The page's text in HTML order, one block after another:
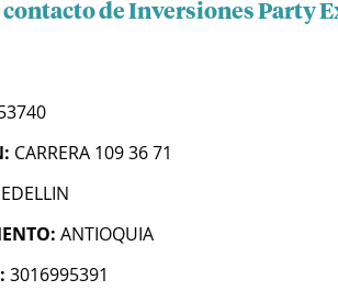
contacto de Inversiones Party
CARRERA 109 36 71
ANTIOQUIA
3016995391